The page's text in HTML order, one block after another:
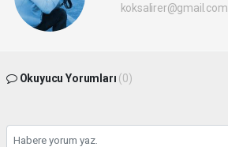
koksalirer@gmail.com
Okuyucu Yorumları (0)